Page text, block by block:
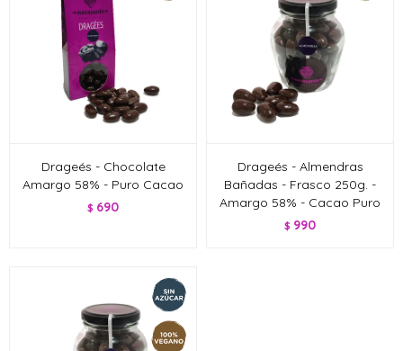
Drageés - Chocolate
Amargo 58% - Puro Cacao
$ 690
Drageés - Almendras
Bañadas - Frasco 250g. -
Amargo 58% - Cacao Puro
$ 990